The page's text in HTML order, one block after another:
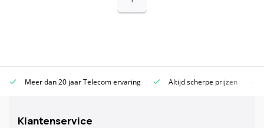
Meer dan 20 jaar Telecom ervaring Altijd scherpe prijzen
Klantenservice